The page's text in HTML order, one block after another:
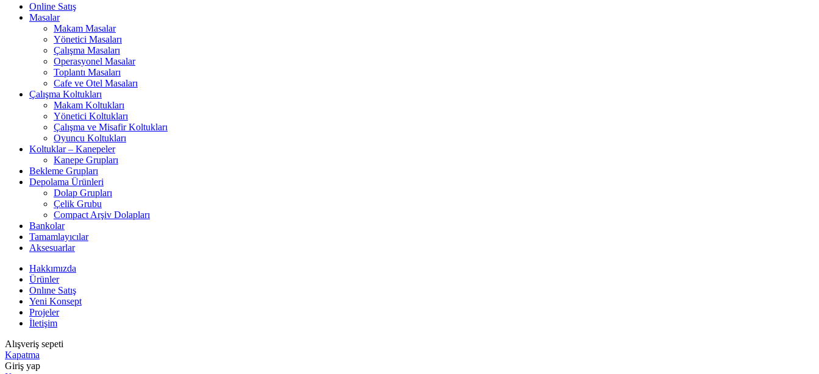
Online Satış
Masalar
Makam Masalar
Yönetici Masaları
Çalışma Masaları
Operasyonel Masalar
Toplantı Masaları
Cafe ve Otel Masaları
Çalışma Koltukları
Makam Koltukları
Yönetici Koltukları
Çalışma ve Misafir Koltukları
Oyuncu Koltukları
Koltuklar – Kanepeler
Kanepe Grupları
Bekleme Grupları
Depolama Ürünleri
Dolap Grupları
Çelik Grubu
Compact Arşiv Dolapları
Bankolar
Tamamlayıcılar
Aksesuarlar
Hakkımızda
Ürünler
Onlıne Satış
Yeni Konsept
Projeler
İletişim
Alışveriş sepeti
Kapatma
Giriş yap